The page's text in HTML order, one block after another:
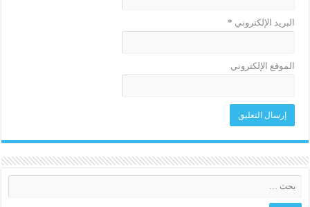
البريد الإلكتروني *
الموقع الإلكتروني